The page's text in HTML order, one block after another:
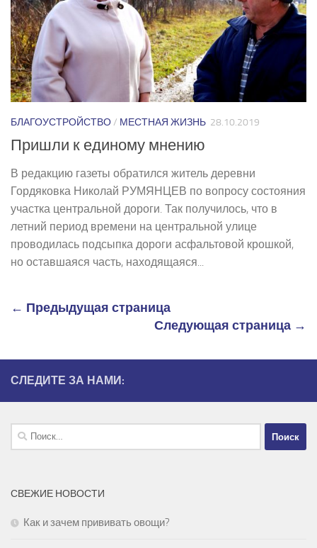
БЛАГОУСТРОЙСТВО/ МЕСТНАЯ ЖИЗНЬ 28.10.2019
Пришли к единому мнению
В редакцию газеты обратился житель деревни
Гордяковка Николай РУМЯНЦЕВ по вопросу состояния
участка центральной дороги. Так получилось, что в
летний период времени на центральной улице
проводилась подсыпка дороги асфальтовой крошкой,
но оставшаяся часть, находящаяся...
← Предыдущая страница
Следующая страница →
СЛЕДИТЕ ЗА НАМИ:
Найти:
СВЕЖИЕ НОВОСТИ
Как и зачем прививать овощи?